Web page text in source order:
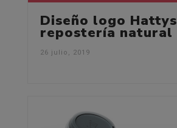
Diseño logo Hattys
repostería natural
26 julio, 2019